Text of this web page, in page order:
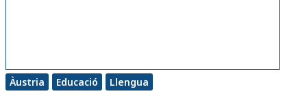
Àustria Educació Llengua